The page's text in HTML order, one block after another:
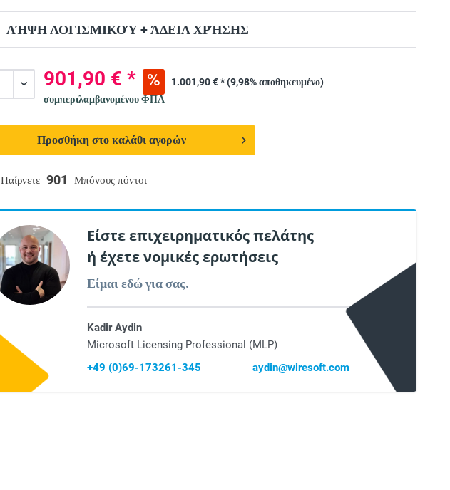
Παίρνετε 901 Μπόνους πόντοι
ΛΉΨΗ ΛΟΓΙΣΜΙΚΟΎ + ΆΔΕΙΑ ΧΡΉΣΗΣ
901,90 € * 1.001,90 € *(9,98% αποθηκευμένο)
συμπεριλαμβανομένου ΦΠΑ
Προσθήκη στο καλάθι αγορών
Είστε επιχειρηματικός πελάτης
ή έχετε νομικές ερωτήσεις
Είμαι εδώ για σας.
Kadir Aydin
Microsoft Licensing Professional (MLP)
+49 (0)69-173261-345
aydin@wiresoft.com